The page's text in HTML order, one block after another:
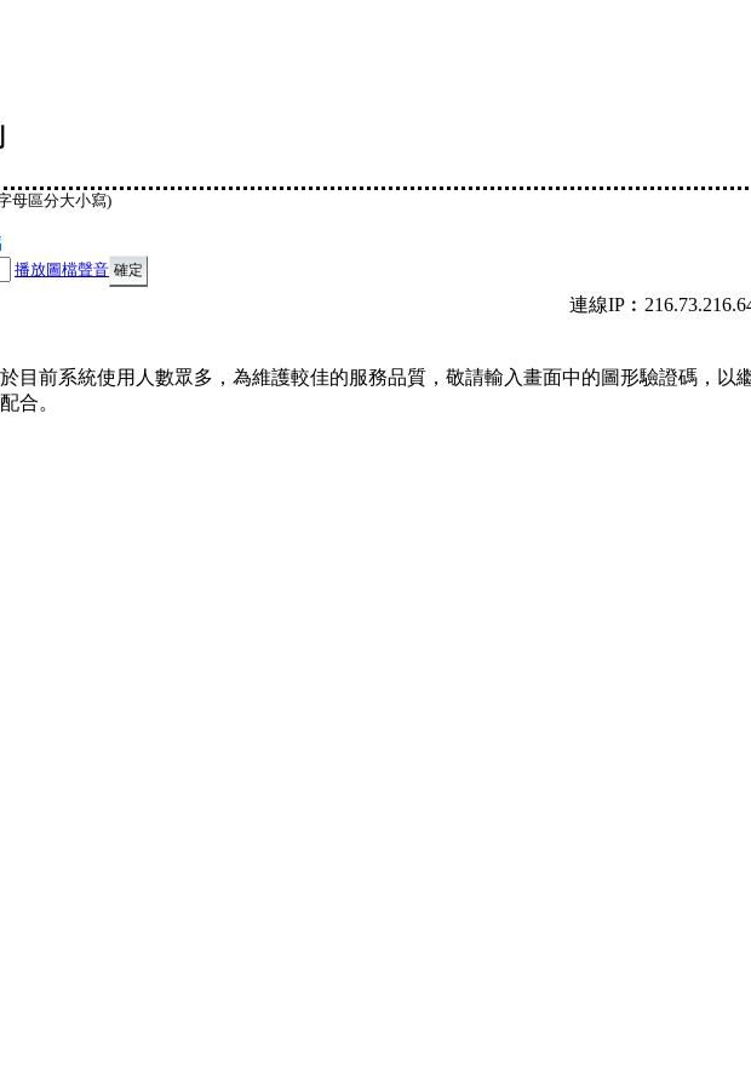
母區分大小寫)
播放圖檔聲音
連線
目前系統使用人數眾多，為維護較佳的服務品質，敬請輸入畫面中的圖形驗證碼，以
合。